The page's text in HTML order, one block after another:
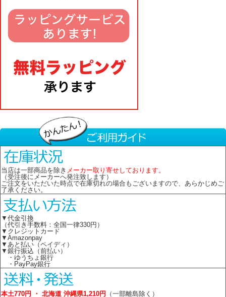
当店は一部商品を除き メーカー取り寄せしております。
（受注後にメーカーへ発注致します）
ご注文をいただいた時点で在庫切れの場合もございますので、あらかじめご
了承ください。
▼代金引換
（代引き手数料：全国一律330円）
▼クレジットカード
▼Amazonpay
▼あと払い（ペイディ）
▼銀行振込（前払い）
・ゆうちょ銀行
・PayPay銀行
本土770円 ・ 北海道 沖縄県1,210円 （一部離島除く）